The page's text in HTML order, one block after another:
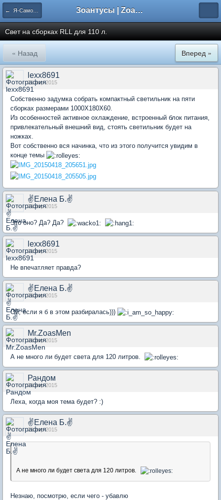
← Я-Самоделкин! Зоантусы | Zoasfan.ru
Свет на сборках RLL для 110 л.
« Назад Вперед »
lexx8691
21 апр 2015
Собственно задумка собрать компактный светильник на пяти
сборках размерами 1000Х180Х60.
Из особенностей активное охлаждение, встроенный блок питания,
привлекательный внешний вид, стоять светильник будет на
ножках.
Вот собственно вся начинка, что из этого получится увидим в
конце темы
✌Елена Б.✌
21 апр 2015
Это оно? Да? Да?
lexx8691
21 апр 2015
Не впечатляет правда?
✌Елена Б.✌
21 апр 2015
Ой, если я б в этом разбиралась)))
Mr.ZoasMen
21 апр 2015
А не много ли будет света для 120 литров.
Рандом
21 апр 2015
Леха, когда моя тема будет? :)
✌Елена Б.✌
21 апр 2015
А не много ли будет света для 120 литров.
Незнаю, посмотрю, если чего - убавлю